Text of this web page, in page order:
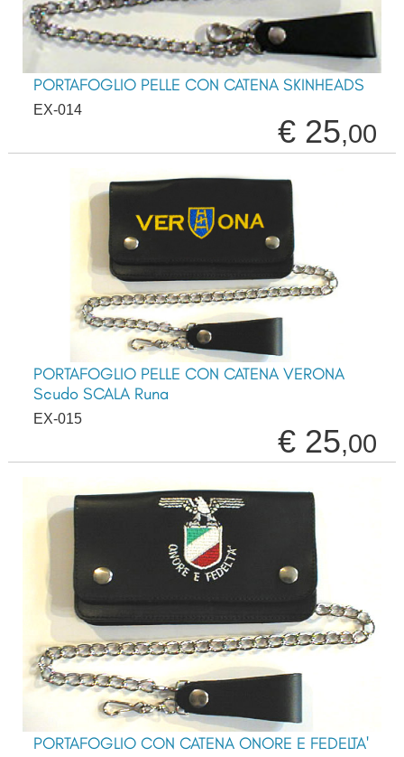
PORTAFOGLIO PELLE CON CATENA SKINHEADS
EX-014
€ 25,00
PORTAFOGLIO PELLE CON CATENA VERONA
Scudo SCALA Runa
EX-015
€ 25,00
PORTAFOGLIO CON CATENA ONORE E FEDELTA'